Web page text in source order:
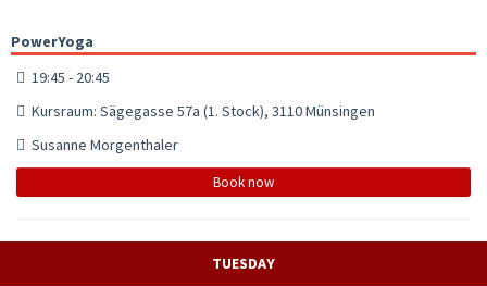
PowerYoga
19:45 - 20:45
Kursraum: Sägegasse 57a (1. Stock), 3110 Münsingen
Susanne Morgenthaler
Book now
TUESDAY